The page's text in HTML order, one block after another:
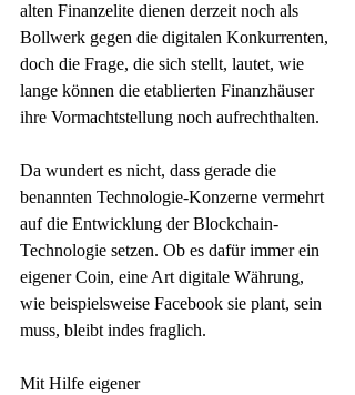
alten Finanzelite dienen derzeit noch als
Bollwerk gegen die digitalen Konkurrenten,
doch die Frage, die sich stellt, lautet, wie
lange können die etablierten Finanzhäuser
ihre Vormachtstellung noch aufrechthalten.
Da wundert es nicht, dass gerade die
benannten Technologie-Konzerne vermehrt
auf die Entwicklung der Blockchain-
Technologie setzen. Ob es dafür immer ein
eigener Coin, eine Art digitale Währung,
wie beispielsweise Facebook sie plant, sein
muss, bleibt indes fraglich.
Mit Hilfe eigener